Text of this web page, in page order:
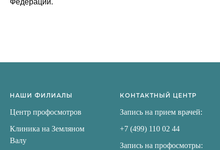
НАШИ ФИЛИАЛЫ
Центр профосмотров
Клиника на Земляном
Валу
КОНТАКТНЫЙ ЦЕНТР
Запись на прием врачей:
+7 (499) 110 02 44
Запись на профосмотры: